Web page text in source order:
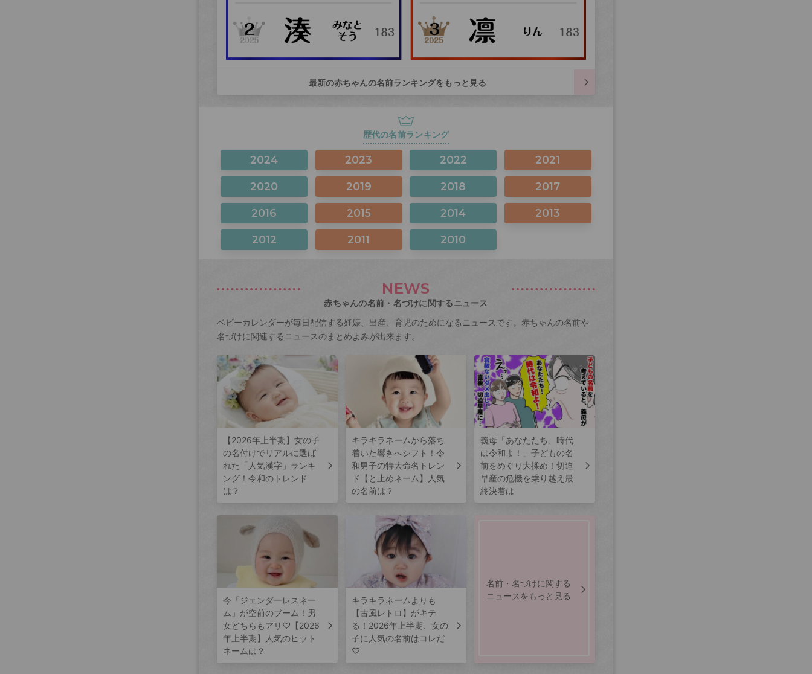
最新の赤ちゃんの名前ランキングをもっと見る
歴代の名前ランキング
2024 2023 2022 2021
2020 2019 2018 2017
2016 2015 2014 2013
2012 2011 2010
NEWS
赤ちゃんの名前・名づけに関するニュース
ベビーカレンダーが毎日配信する妊娠、出産、育児のためになるニュースです。赤ちゃんの名前や
名づけに関連するニュースのまとめよみが出来ます。
【2026年上半期】女の子
の名付けでリアルに選ば
れた「人気漢字」ランキ
ング！令和のトレンド
は？
キラキラネームから落ち
着いた響きへシフト！令
和男子の特大命名トレン
ド【と止めネーム】人気
の名前は？
義母「あなたたち、時代
は令和よ！」子どもの名
前をめぐり大揉め！切迫
早産の危機を乗り越え最
終決着は
今「ジェンダーレスネー
ム」が空前のブーム！男
女どちらもアリ♡【2026
年上半期】人気のヒット
ネームは？
キラキラネームよりも
【古風レトロ】がキテ
る！2026年上半期、女の
子に人気の名前はコレだ
♡
名前・名づけに関する
ニュースをもっと見る